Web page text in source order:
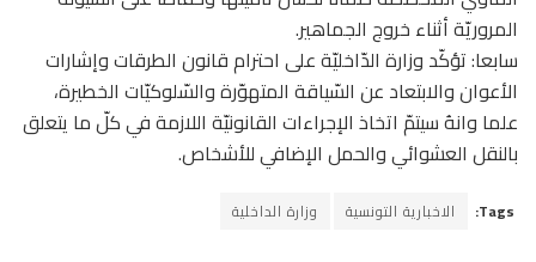
المروريّة أثناء خروج الجماهير.
سابعا: تؤكّد وزارة الدّاخليّة على احترام قانون الطرقات وإشارات
الأعوان والابتعاد عن السّياقة المتهوّرة والسّلوكيّات الخطيرة،
علما وانهُ سيتمّ اتخاذ الإجراءات القانونيّة اللازمة في كلّ ما يتعلق
بالنقل العشوائي والحمل الإضافي للأشخاص.
Tags: الاخبارية التونسية وزارة الداخلية